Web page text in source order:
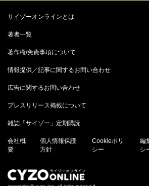
サイゾーオンラインとは
著者一覧
著作権/免責事項について
情報提供／記事に関するお問い合わせ
広告に関するお問い合わせ
プレスリリース掲載について
雑誌「サイゾー」定期購読
会社概
要
個人情報保護
方針
Cookieポリ
シー
編
シ